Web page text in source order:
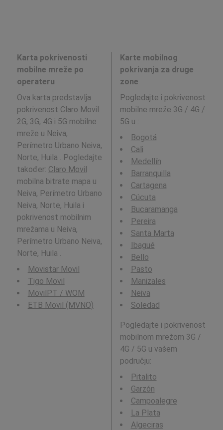
Karta pokrivenosti
mobilne mreže po
operateru
Ova karta predstavlja
pokrivenost Claro Movil
2G, 3G, 4G i 5G mobilne
mreže u Neiva,
Perímetro Urbano Neiva,
Norte, Huila . Pogledajte
također: Claro Movil
mobilna bitrate mapa u
Neiva, Perímetro Urbano
Neiva, Norte, Huila i
pokrivenost mobilnim
mrežama u Neiva,
Perímetro Urbano Neiva,
Norte, Huila .
Movistar Movil
Tigo Movil
MovilPT / WOM
ETB Movil (MVNO)
Karte mobilnog
pokrivanja za druge
zone
Pogledajte i pokrivenost
mobilne mreže 3G / 4G /
5G u :
Bogotá
Cali
Medellín
Barranquilla
Cartagena
Cúcuta
Bucaramanga
Pereira
Santa Marta
Ibagué
Bello
Pasto
Manizales
Neiva
Soledad
Pogledajte i pokrivenost
mobilnom mrežom 3G /
4G / 5G u vašem
području:
Pitalito
Garzón
Campoalegre
La Plata
Algeciras